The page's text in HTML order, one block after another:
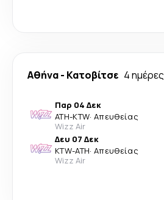
Αθήνα- Κατοβίτσε 4 ημέρες
Παρ 04 Δεκ
ATH-KTW· Απευθείας
Wizz Air
Δευ 07 Δεκ
KTW-ATH· Απευθείας
Wizz Air